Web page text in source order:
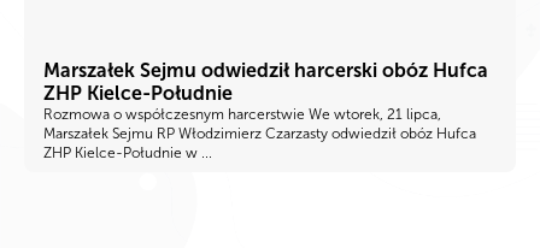
Marszałek Sejmu odwiedził harcerski obóz Hufca
ZHP Kielce-Południe
Rozmowa o współczesnym harcerstwie We wtorek, 21 lipca,
Marszałek Sejmu RP Włodzimierz Czarzasty odwiedził obóz Hufca
ZHP Kielce-Południe w ...